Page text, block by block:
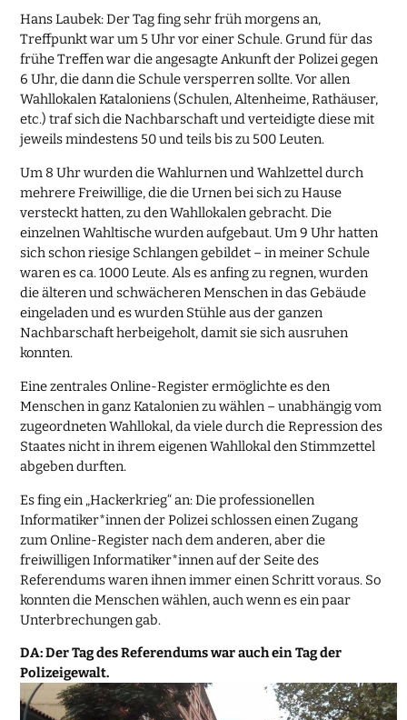
Hans Laubek: Der Tag fing sehr früh morgens an,
Treffpunkt war um 5 Uhr vor einer Schule. Grund für das
frühe Treffen war die angesagte Ankunft der Polizei gegen
6 Uhr, die dann die Schule versperren sollte. Vor allen
Wahllokalen Kataloniens (Schulen, Altenheime, Rathäuser,
etc.) traf sich die Nachbarschaft und verteidigte diese mit
jeweils mindestens 50 und teils bis zu 500 Leuten.
Um 8 Uhr wurden die Wahlurnen und Wahlzettel durch
mehrere Freiwillige, die die Urnen bei sich zu Hause
versteckt hatten, zu den Wahllokalen gebracht. Die
einzelnen Wahltische wurden aufgebaut. Um 9 Uhr hatten
sich schon riesige Schlangen gebildet – in meiner Schule
waren es ca. 1000 Leute. Als es anfing zu regnen, wurden
die älteren und schwächeren Menschen in das Gebäude
eingeladen und es wurden Stühle aus der ganzen
Nachbarschaft herbeigeholt, damit sie sich ausruhen
konnten.
Eine zentrales Online-Register ermöglichte es den
Menschen in ganz Katalonien zu wählen – unabhängig vom
zugeordneten Wahllokal, da viele durch die Repression des
Staates nicht in ihrem eigenen Wahllokal den Stimmzettel
abgeben durften.
Es fing ein „Hackerkrieg“ an: Die professionellen
Informatiker*innen der Polizei schlossen einen Zugang
zum Online-Register nach dem anderen, aber die
freiwilligen Informatiker*innen auf der Seite des
Referendums waren ihnen immer einen Schritt voraus. So
konnten die Menschen wählen, auch wenn es ein paar
Unterbrechungen gab.
DA: Der Tag des Referendums war auch ein Tag der
Polizeigewalt.